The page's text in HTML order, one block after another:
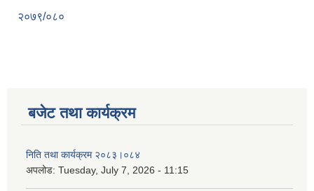
२०७९/०८०
बजेट तथा कार्यक्रम
निति तथा कार्यक्रम २०८३।०८४
अपलोड: Tuesday, July 7, 2026 - 11:15